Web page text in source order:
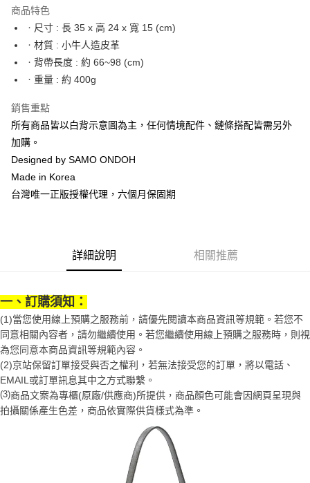
臺灣中小企業銀行
匯豐（台灣）商業銀行
華泰商業銀行
聯邦商業銀行
元大商業銀行
玉山商業銀行
台灣樂天信用卡公司
街口支付
悠遊付
Google Pay
大哥付你分期
相關說明
【大哥付你分期使用說明】
1.本服務由台灣大哥大提供，台灣大哥大用戶可立即使用無須另外申請。
2.付款方式選擇「大哥付你分期」，訂單成立後會自動跳轉到大哥付的交易
成交易。
法說明評估內容。
【繳款方式說明】
1.分期款項不併入電信帳單，「大哥付你分期」於每月結算日後寄送繳費提
2.透過簡訊連結打開帳單後，可選擇「超商條碼／台灣大直營門市／銀行轉
帳／街口支付／iPASS MONEY」等通路繳費。
【注意事項】
1.本服務係由「台灣大哥大股份有限公司」（以下簡稱本公司）所提供，讓
用戶於交易時，得透過本服務購買商品或服務，並由商店將買賣／分期付款
買賣價金債權讓與本公司後，依約使用本公司帳單繳交帳款。
2.基於同意付款使用「大哥付你分期」之契約關係目的，商店將以您的個人
資料（包含姓名、電話或地址）提供予台灣大哥大進項蒐集、處理及利用，
由本公司與您本人進行分期帳單所需資料之確認、核對及更正。
AFTEE先享後付
相關說明
【關於「AFTEE先享後付」】
３．安心：先確認商品／服務後，再付款。
結帳頁面，進行簡訊認證並確認金額後，即可完成結帳。
２．訂單成立數日內，您將收到繳費通知簡訊。
３．收到繳費通知簡訊後14天內，點擊此簡訊中的連結，可透過四大超商／
ATM／網路銀行／等多元方式進行付款，方視為交易完成。
※ 請注意：結帳手續完成當下不需立刻繳費，但若您需要取消訂單，請聯絡
購買商品的店家。未經商家同意取消之訂單仍視為有效，需透過AFTEE先享
後付繳納相關費用。
※ 交易是否成功請以「AFTEE先享後付 」之結帳頁面顯示為準，若有關於
是否繳費成功／繳費後需取消欲退款等相關疑問，請聯繫「AFTEE先享後付
客戶支援中心」https://netprotections.freshdesk.com/support/home
１．透過由恩沛科技股份有限公司提供之「AFTEE先享後付」服務完成之交
易，需依本服務之必要範圍內提供個人資料，並將交易相關給付款項請求債
權轉讓予恩沛科技股份有限公司。
ATM付款
付款後全家取貨
付款後7-11取貨
每筆NT$70，滿NT$899(含以上)免運費
宅配
每筆NT$100，滿NT$1,000(含以上)免運費
京站台北店客服中心(1F星巴克旁) 即日起不提供京站紙袋，取件時
請自備購物袋，若需購買紙袋可現場詢問
商品特色
ㆍ尺寸 : 長 35 x 高 24 x 寬 15 (cm)
ㆍ材質 : 小牛人造皮革
ㆍ背帶長度 : 約 66~98 (cm)
ㆍ重量 : 約 400g
銷售重點
所有商品皆以白背示意圖為主，任何情境配件、鏈條搭配皆需另外
加購。
Designed by SAMO ONDOH
Made in Korea
台灣唯一正版授權代理，六個月保固期
詳細說明 相關推薦
一、訂購須知：
(1)當您使用線上預購之服務前，請優先閱讀本商品資訊等規範。若您不
同意相關內容者，請勿繼續使用。若您繼續使用線上預購之服務時，則視
為您同意本商品資訊等規範內容。
(2)京站保留訂單接受與否之權利，若無法接受您的訂單，將以電話、
EMAIL或訂單訊息其中之方式聯繫。
(3)商品文案為專櫃(原廠/供應商)所提供，商品顏色可能會因網頁呈現與
拍攝關係產生色差，商品依實際供貨樣式為準。